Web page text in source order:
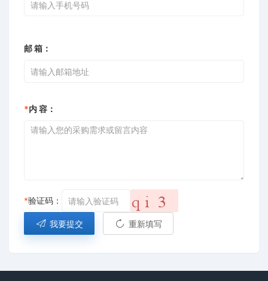
邮 箱：
*内 容：
*验证码：
我要提交 重新填写